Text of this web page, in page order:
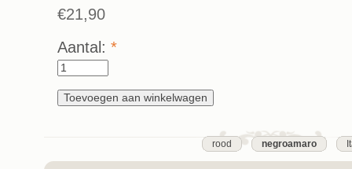
€21,90
Aantal: *
rood negroamaro